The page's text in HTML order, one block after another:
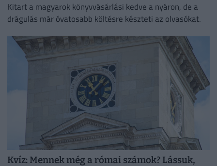
Kitart a magyarok könyvvásárlási kedve a nyáron, de a
drágulás már óvatosabb költésre készteti az olvasókat.
Kvíz: Mennek még a római számok? Lássuk,